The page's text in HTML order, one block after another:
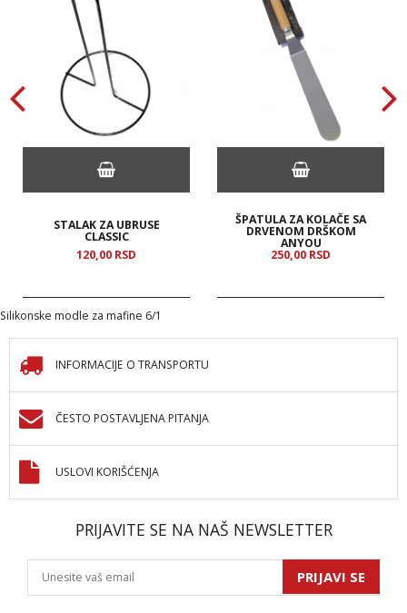
STALAK ZA UBRUSE
CLASSIC
120,00 RSD
ŠPATULA ZA KOLAČE SA
DRVENOM DRŠKOM
ANYOU
250,00 RSD
Silikonske modle za mafine 6/1
INFORMACIJE O TRANSPORTU
ČESTO POSTAVLJENA PITANJA
USLOVI KORIŠĆENJA
PRIJAVITE SE NA NAŠ NEWSLETTER
PRIJAVI SE